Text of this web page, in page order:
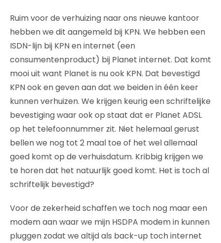
Ruim voor de verhuizing naar ons nieuwe kantoor
hebben we dit aangemeld bij KPN. We hebben een
ISDN-lijn bij KPN en internet (een
consumentenproduct) bij Planet internet. Dat komt
mooi uit want Planet is nu ook KPN. Dat bevestigd
KPN ook en geven aan dat we beiden in één keer
kunnen verhuizen. We krijgen keurig een schriftelijke
bevestiging waar ook op staat dat er Planet ADSL
op het telefoonnummer zit. Niet helemaal gerust
bellen we nog tot 2 maal toe of het wel allemaal
goed komt op de verhuisdatum. Kribbig krijgen we
te horen dat het natuurlijk goed komt. Het is toch al
schriftelijk bevestigd?
Voor de zekerheid schaffen we toch nog maar een
modem aan waar we mijn HSDPA modem in kunnen
pluggen zodat we altijd als back-up toch internet